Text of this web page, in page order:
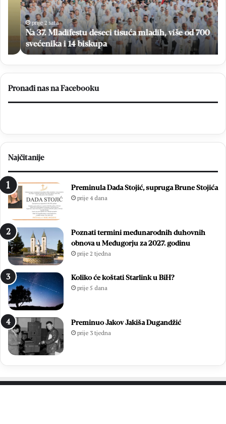
svećenika
i
14
biskupa
prije 2 sata
Na 37. Mladifestu deseci tisuća mladih, više od 700
svećenika i 14 biskupa
Pronađi nas na Facebooku
Najčitanije
Preminula Dada Stojić, supruga Brune Stojića
prije 4 dana
Poznati termini međunarodnih duhovnih
obnova u Međugorju za 2027. godinu
prije 2 tjedna
Koliko će koštati Starlink u BiH?
prije 5 dana
Preminuo Jakov Jakiša Dugandžić
prije 3 tjedna